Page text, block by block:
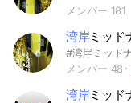
メンバー 181
湾岸ミッド
メンバー 48
湾岸ミッド